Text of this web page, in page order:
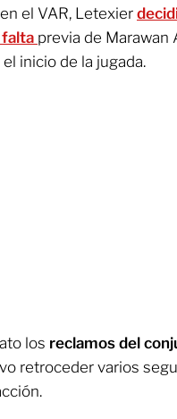
el VAR, Letexier
falta previa de Marawan
inicio de la jugada.
los reclamos del
retroceder varios